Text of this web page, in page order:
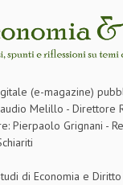
(e-magazine)
Melillo - Direttore
Pierpaolo Grignani -
di Economia e Diritto